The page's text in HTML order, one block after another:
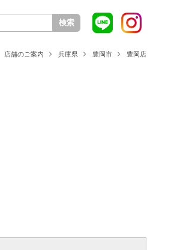
検索
店舗のご案内 兵庫県 豊岡市 豊岡店